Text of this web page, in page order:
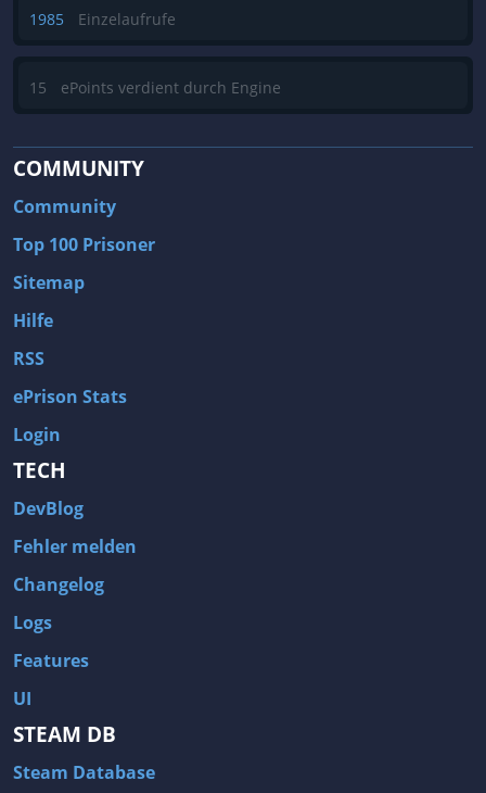
1985 Einzelaufrufe
15 ePoints verdient durch Engine
COMMUNITY
Community
Top 100 Prisoner
Sitemap
Hilfe
RSS
ePrison Stats
Login
TECH
DevBlog
Fehler melden
Changelog
Logs
Features
UI
STEAM DB
Steam Database